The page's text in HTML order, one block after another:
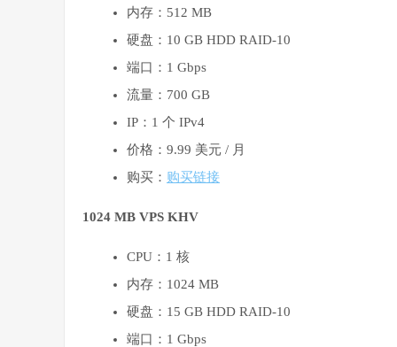
内存：512 MB
硬盘：10 GB HDD RAID-10
端口：1 Gbps
流量：700 GB
IP：1 个 IPv4
价格：9.99 美元 / 月
购买： 购买链接
1024 MB VPS KHV
CPU：1 核
内存：1024 MB
硬盘：15 GB HDD RAID-10
端口：1 Gbps